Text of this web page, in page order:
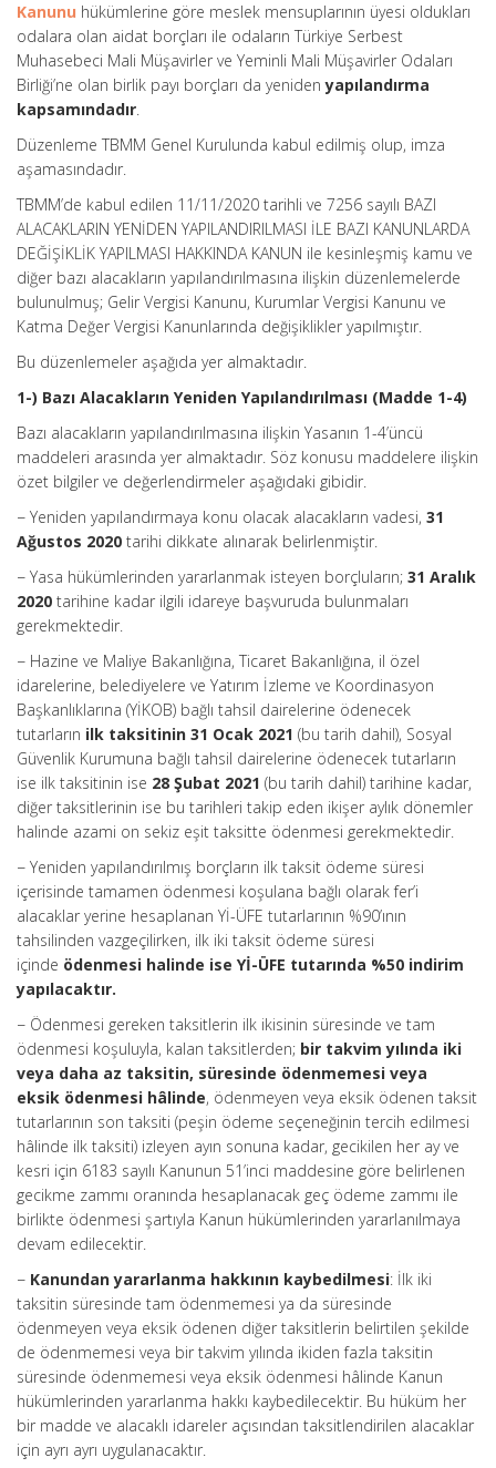
Kanunu hükümlerine göre meslek mensuplarının üyesi oldukları
odalara olan aidat borçları ile odaların Türkiye Serbest
Muhasebeci Mali Müşavirler ve Yeminli Mali Müşavirler Odaları
Birliği’ne olan birlik payı borçları da yenidenyapılandırma
kapsamındadır.
Düzenleme TBMM Genel Kurulunda kabul edilmiş olup, imza
aşamasındadır.
TBMM’de kabul edilen 11/11/2020 tarihli ve 7256 sayılı BAZI
ALACAKLARIN YENİDEN YAPILANDIRILMASI İLE BAZI KANUNLARDA
DEĞİŞİKLİK YAPILMASI HAKKINDA KANUN ile kesinleşmiş kamu ve
diğer bazı alacakların yapılandırılmasına ilişkin düzenlemelerde
bulunulmuş; Gelir Vergisi Kanunu, Kurumlar Vergisi Kanunu ve
Katma Değer Vergisi Kanunlarında değişiklikler yapılmıştır.
Bu düzenlemeler aşağıda yer almaktadır.
1-) Bazı Alacakların Yeniden Yapılandırılması (Madde 1-4)
Bazı alacakların yapılandırılmasına ilişkin Yasanın 1-4’üncü
maddeleri arasında yer almaktadır. Söz konusu maddelere ilişkin
özet bilgiler ve değerlendirmeler aşağıdaki gibidir.
− Yeniden yapılandırmaya konu olacak alacakların vadesi, 31
Ağustos 2020 tarihi dikkate alınarak belirlenmiştir.
− Yasa hükümlerinden yararlanmak isteyen borçluların; 31 Aralık
2020 tarihine kadar ilgili idareye başvuruda bulunmaları
gerekmektedir.
− Hazine ve Maliye Bakanlığına, Ticaret Bakanlığına, il özel
idarelerine, belediyelere ve Yatırım İzleme ve Koordinasyon
Başkanlıklarına (YİKOB) bağlı tahsil dairelerine ödenecek
tutarların ilk taksitinin 31 Ocak 2021 (bu tarih dahil), Sosyal
Güvenlik Kurumuna bağlı tahsil dairelerine ödenecek tutarların
ise ilk taksitinin ise 28 Şubat 2021 (bu tarih dahil) tarihine kadar,
diğer taksitlerinin ise bu tarihleri takip eden ikişer aylık dönemler
halinde azami on sekiz eşit taksitte ödenmesi gerekmektedir.
− Yeniden yapılandırılmış borçların ilk taksit ödeme süresi
içerisinde tamamen ödenmesi koşulana bağlı olarak fer’i
alacaklar yerine hesaplanan Yİ-ÜFE tutarlarının %90’ının
tahsilinden vazgeçilirken, ilk iki taksit ödeme süresi
içinde ödenmesi halinde ise Yİ-ÜFE tutarında %50 indirim
yapılacaktır.
− Ödenmesi gereken taksitlerin ilk ikisinin süresinde ve tam
ödenmesi koşuluyla, kalan taksitlerden; bir takvim yılında iki
veya daha az taksitin, süresinde ödenmemesi veya
eksik ödenmesi hâlinde, ödenmeyen veya eksik ödenen taksit
tutarlarının son taksiti (peşin ödeme seçeneğinin tercih edilmesi
hâlinde ilk taksiti) izleyen ayın sonuna kadar, gecikilen her ay ve
kesri için 6183 sayılı Kanunun 51’inci maddesine göre belirlenen
gecikme zammı oranında hesaplanacak geç ödeme zammı ile
birlikte ödenmesi şartıyla Kanun hükümlerinden yararlanılmaya
devam edilecektir.
− Kanundan yararlanma hakkının kaybedilmesi: İlk iki
taksitin süresinde tam ödenmemesi ya da süresinde
ödenmeyen veya eksik ödenen diğer taksitlerin belirtilen şekilde
de ödenmemesi veya bir takvim yılında ikiden fazla taksitin
süresinde ödenmemesi veya eksik ödenmesi hâlinde Kanun
hükümlerinden yararlanma hakkı kaybedilecektir. Bu hüküm her
bir madde ve alacaklı idareler açısından taksitlendirilen alacaklar
için ayrı ayrı uygulanacaktır.